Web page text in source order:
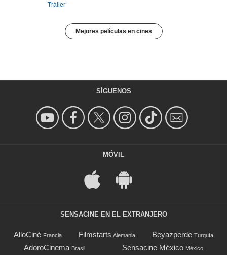
Tráiler
Mejores películas en cines
SÍGUENOS
MÓVIL
SENSACINE EN EL EXTRANJERO
AlloCiné Francia Filmstarts Alemania Beyazperde Turquía
AdoroCinema Brasil Sensacine México México